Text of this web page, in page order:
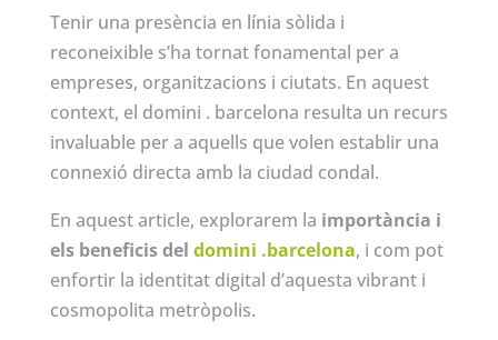
Tenir una presència en línia sòlida i
reconeixible s’ha tornat fonamental per a
empreses, organitzacions i ciutats. En aquest
context, el domini . barcelona resulta un recurs
invaluable per a aquells que volen establir una
connexió directa amb la ciudad condal.
En aquest article, explorarem la importància i
els beneficis del domini .barcelona, i com pot
enfortir la identitat digital d’aquesta vibrant i
cosmopolita metròpolis.